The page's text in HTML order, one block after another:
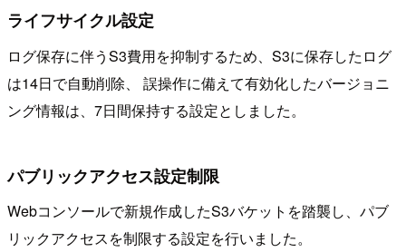
ライフサイクル設定
ログ保存に伴うS3費用を抑制するため、S3に保存したログ
は14日で自動削除、 誤操作に備えて有効化したバージョニ
ング情報は、7日間保持する設定としました。
パブリックアクセス設定制限
Webコンソールで新規作成したS3バケットを踏襲し、パブ
リックアクセスを制限する設定を行いました。